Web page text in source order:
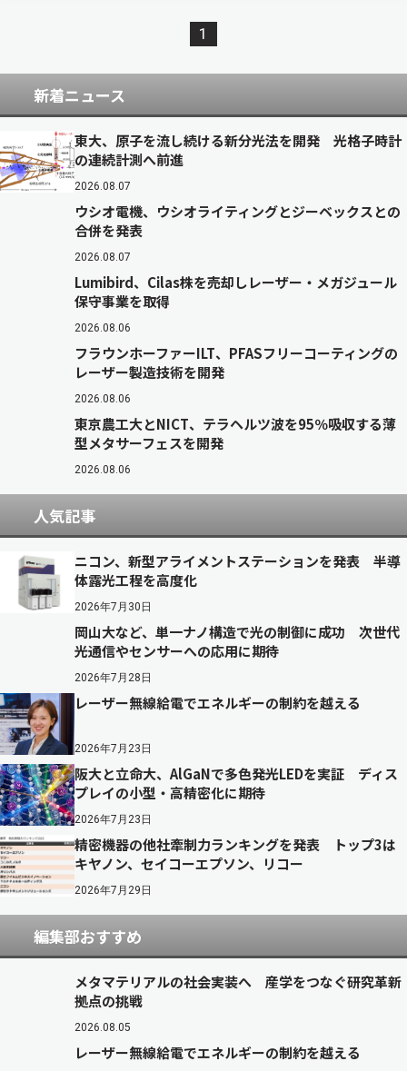
1
新着ニュース
東大、原子を流し続ける新分光法を開発 光格子時計
の連続計測へ前進
2026.08.07
ウシオ電機、ウシオライティングとジーベックスとの
合併を発表
2026.08.07
Lumibird、Cilas株を売却しレーザー・メガジュール
保守事業を取得
2026.08.06
フラウンホーファーILT、PFASフリーコーティングの
レーザー製造技術を開発
2026.08.06
東京農工大とNICT、テラヘルツ波を95％吸収する薄
型メタサーフェスを開発
2026.08.06
人気記事
ニコン、新型アライメントステーションを発表 半導
体露光工程を高度化
2026年7月30日
岡山大など、単一ナノ構造で光の制御に成功 次世代
光通信やセンサーへの応用に期待
2026年7月28日
レーザー無線給電でエネルギーの制約を越える
2026年7月23日
阪大と立命大、AlGaNで多色発光LEDを実証 ディス
プレイの小型・高精密化に期待
2026年7月23日
精密機器の他社牽制力ランキングを発表 トップ3は
キヤノン、セイコーエプソン、リコー
2026年7月29日
編集部おすすめ
メタマテリアルの社会実装へ 産学をつなぐ研究革新
拠点の挑戦
2026.08.05
レーザー無線給電でエネルギーの制約を越える